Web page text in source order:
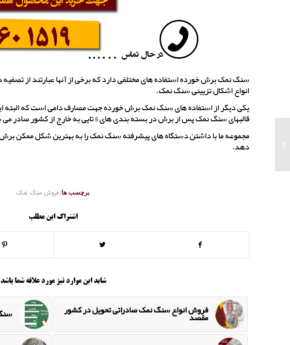
سنگ نمک برش خورده استفاده های مختلفی دارد که برخی از آنها عبارتند از
انواع اشکال تزیینی سنگ نمک.
یکی دیگر از استفاده های سنگ نمک برش خورده جهت مصارف دامی است که البته
قالبهای سنگ نمک پس از برش در بسته بندی های 5 تایی به خارج از کشور صادر می شود.
مجموعه ما با داشتن دستگاه های پیشرفته سنگ نمک را به بهترین شکل ممکن
دهد.
برچسب ها:فروش سنگ نمک
اشتراک این مطلب
شاید این موارد نیز مورد علاقه شما باشد
فروش انواع سنگ نمک صادراتی تحویل در کشور
مقصد
خرید آباژور سنگ نمک